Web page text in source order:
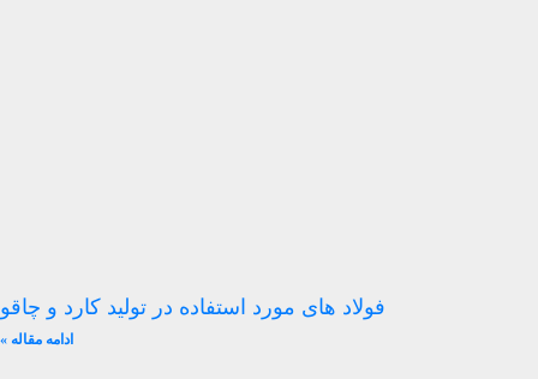
فولاد های مورد استفاده در تولید کارد و چاقو
ادامه مقاله »